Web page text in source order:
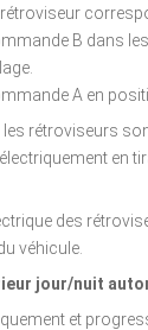
B dans
A en
les rétroviseurs
en
des
véhicule.
jour/nuit
et